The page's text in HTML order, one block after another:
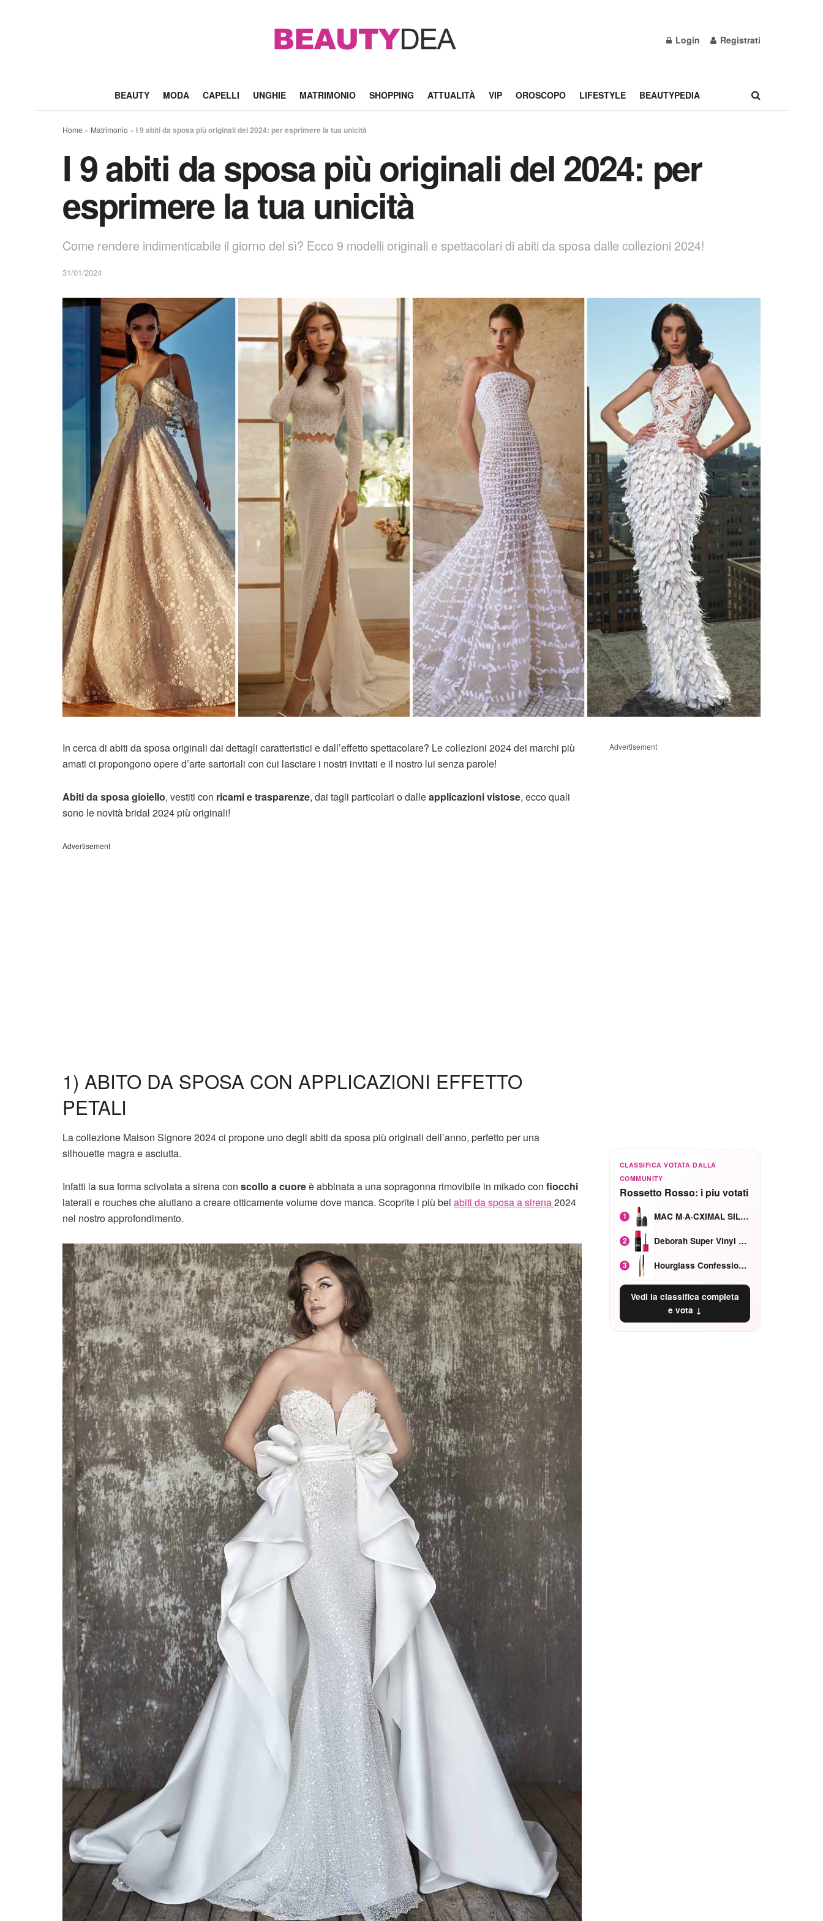
Login Registrati
BEAUTY MODA CAPELLI UNGHIE MATRIMONIO SHOPPING ATTUALITÀ VIP OROSCOPO LIFESTYLE BEAUTYPEDIA
Home » Matrimonio » I 9 abiti da sposa più originali del 2024: per esprimere la tua unicità
I 9 abiti da sposa più originali del 2024: per
esprimere la tua unicità
Come rendere indimenticabile il giorno del sì? Ecco 9 modelli originali e spettacolari di abiti da sposa dalle collezioni 2024!
31/01/2024
In cerca di abiti da sposa originali dai dettagli caratteristici e dall’effetto spettacolare? Le collezioni 2024 dei marchi più
amati ci propongono opere d’arte sartoriali con cui lasciare i nostri invitati e il nostro lui senza parole!
Abiti da sposa gioiello, vestiti con ricami e trasparenze, dai tagli particolari o dalleapplicazioni vistose, ecco quali
sono le novità bridal 2024 più originali!
Advertisement
1) ABITO DA SPOSA CON APPLICAZIONI EFFETTO
PETALI
La collezione Maison Signore 2024 ci propone uno degli abiti da sposa più originali dell’anno, perfetto per una
silhouette magra e asciutta.
Infatti la sua forma scivolata a sirena con scollo a cuoreè abbinata a una sopragonna rimovibile in mikado con fiocchi
laterali e rouches che aiutiano a creare otticamente volume dove manca. Scoprite i più bei abiti da sposa a sirena2024
nel nostro approfondimento.
Advertisement
CLASSIFICA VOTATA DALLA
COMMUNITY
Rossetto Rosso: i piu votati
1 MAC M·A·CXIMAL SILKY MATTE Red Rock mat
2 Deborah Super Vinyl Shake Rosa Ciliegia
3 Hourglass Confession Ricaricabile Ultra Preciso Ad Alta Intensità Secretly Classic Red
Vedi la classifica completa
e vota ↓